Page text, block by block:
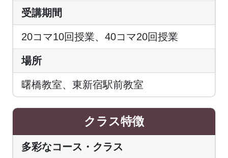
受講期間
20コマ10回授業、40コマ20回授業
場所
曙橋教室、東新宿駅前教室
クラス特徴
多彩なコース・クラス